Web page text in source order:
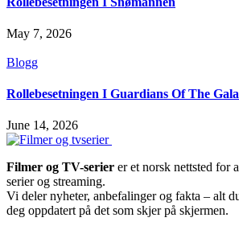
May 7, 2026
Blogg
Rollebesetningen I Guardians Of The
June 14, 2026
Filmer og TV-serier er et norsk nettsted for
serier og streaming.
Vi deler nyheter, anbefalinger og fakta – alt
deg oppdatert på det som skjer på skjermen.